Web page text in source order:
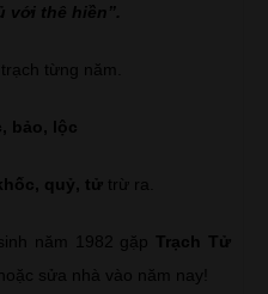
với thê hiền”.
từng năm.
bảo, lộc
quỷ, tử trừ ra.
năm 1982 gặp Trạch Tử
sửa nhà vào năm nay!